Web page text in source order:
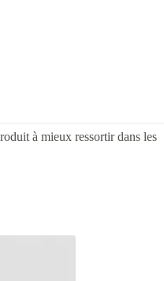
à mieux ressortir dans les